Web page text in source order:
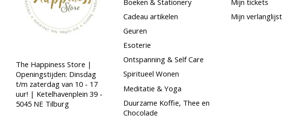
The Happiness Store |
Openingstijden: Dinsdag
t/m zaterdag van 10 - 17
uur! | Ketelhavenplein 39 -
5045 NE Tilburg
Cadeau artikelen
Geuren
Esoterie
Ontspanning & Self Care
Spiritueel Wonen
Meditatie & Yoga
Duurzame Koffie, Thee en
Chocolade
Mijn verlanglijst